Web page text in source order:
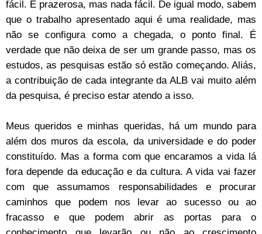
fácil. É prazerosa, mas nada fácil. De igual modo, sabem
que o trabalho apresentado aqui é uma realidade, mas
não se configura como a chegada, o ponto final. É
verdade que não deixa de ser um grande passo, mas os
estudos, as pesquisas estão só estão começando. Aliás,
a contribuição de cada integrante da ALB vai muito além
da pesquisa, é preciso estar atendo a isso.
Meus queridos e minhas queridas, há um mundo para
além dos muros da escola, da universidade e do poder
constituído. Mas a forma com que encaramos a vida lá
fora depende da educação e da cultura. A vida vai fazer
com que assumamos responsabilidades e procurar
caminhos que podem nos levar ao sucesso ou ao
fracasso e que podem abrir as portas para o